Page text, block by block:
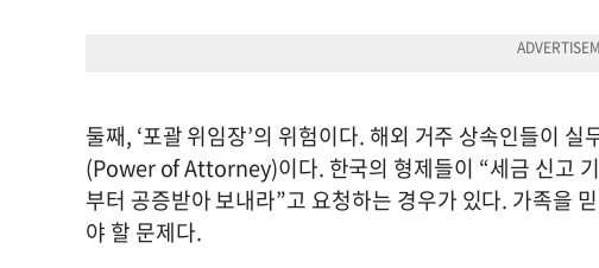
둘째, ‘포괄 위임장’의 위험이다. 해외 거주 상속인들이
(Power of Attorney)이다. 한국의 형제들이 “세금 신고
부터 공증받아 보내라”고 요청하는 경우가 있다. 가족을
야 할 문제다.